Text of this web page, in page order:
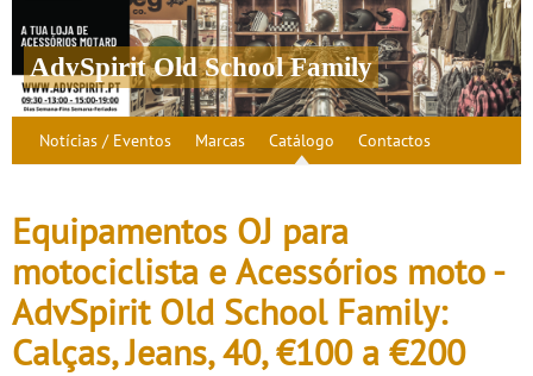
AdvSpirit Old School Family
Notícias / Eventos Marcas Catálogo Contactos
Equipamentos OJ para
motociclista e Acessórios moto -
AdvSpirit Old School Family:
Calças, Jeans, 40, €100 a €200